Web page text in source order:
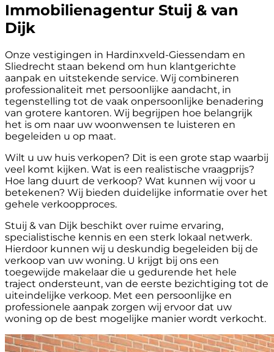
Immobilienagentur Stuij & van
Dijk
Onze vestigingen in Hardinxveld-Giessendam en
Sliedrecht staan bekend om hun klantgerichte
aanpak en uitstekende service. Wij combineren
professionaliteit met persoonlijke aandacht, in
tegenstelling tot de vaak onpersoonlijke benadering
van grotere kantoren. Wij begrijpen hoe belangrijk
het is om naar uw woonwensen te luisteren en
begeleiden u op maat.
Wilt u uw huis verkopen? Dit is een grote stap waarbij
veel komt kijken. Wat is een realistische vraagprijs?
Hoe lang duurt de verkoop? Wat kunnen wij voor u
betekenen? Wij bieden duidelijke informatie over het
gehele verkoopproces.
Stuij & van Dijk beschikt over ruime ervaring,
specialistische kennis en een sterk lokaal netwerk.
Hierdoor kunnen wij u deskundig begeleiden bij de
verkoop van uw woning. U krijgt bij ons een
toegewijde makelaar die u gedurende het hele
traject ondersteunt, van de eerste bezichtiging tot de
uiteindelijke verkoop. Met een persoonlijke en
professionele aanpak zorgen wij ervoor dat uw
woning op de best mogelijke manier wordt verkocht.